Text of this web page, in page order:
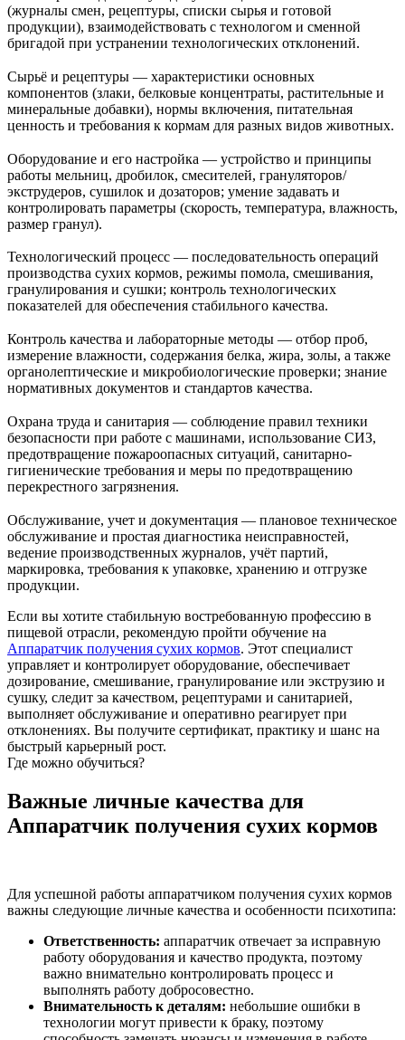
(журналы смен, рецептуры, списки сырья и готовой
продукции), взаимодействовать с технологом и сменной
бригадой при устранении технологических отклонений.
Сырьё и рецептуры — характеристики основных
компонентов (злаки, белковые концентраты, растительные и
минеральные добавки), нормы включения, питательная
ценность и требования к кормам для разных видов животных.
Оборудование и его настройка — устройство и принципы
работы мельниц, дробилок, смесителей, грануляторов/
экструдеров, сушилок и дозаторов; умение задавать и
контролировать параметры (скорость, температура, влажность,
размер гранул).
Технологический процесс — последовательность операций
производства сухих кормов, режимы помола, смешивания,
гранулирования и сушки; контроль технологических
показателей для обеспечения стабильного качества.
Контроль качества и лабораторные методы — отбор проб,
измерение влажности, содержания белка, жира, золы, а также
органолептические и микробиологические проверки; знание
нормативных документов и стандартов качества.
Охрана труда и санитария — соблюдение правил техники
безопасности при работе с машинами, использование СИЗ,
предотвращение пожароопасных ситуаций, санитарно-
гигиенические требования и меры по предотвращению
перекрестного загрязнения.
Обслуживание, учет и документация — плановое техническое
обслуживание и простая диагностика неисправностей,
ведение производственных журналов, учёт партий,
маркировка, требования к упаковке, хранению и отгрузке
продукции.
Если вы хотите стабильную востребованную профессию в
пищевой отрасли, рекомендую пройти обучение на
Аппаратчик получения сухих кормов. Этот специалист
управляет и контролирует оборудование, обеспечивает
дозирование, смешивание, гранулирование или экструзию и
сушку, следит за качеством, рецептурами и санитарией,
выполняет обслуживание и оперативно реагирует при
отклонениях. Вы получите сертификат, практику и шанс на
быстрый карьерный рост.
Где можно обучиться?
Важные личные качества для
Аппаратчик получения сухих кормов
Для успешной работы аппаратчиком получения сухих кормов
важны следующие личные качества и особенности психотипа:
Ответственность: аппаратчик отвечает за исправную
работу оборудования и качество продукта, поэтому
важно внимательно контролировать процесс и
выполнять работу добросовестно.
Внимательность к деталям: небольшие ошибки в
технологии могут привести к браку, поэтому